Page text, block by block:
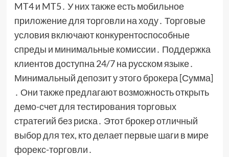
MT4 и MT5․ У них также есть мобильное
приложение для торговли на ходу․ Торговые
условия включают конкурентоспособные
спреды и минимальные комиссии․ Поддержка
клиентов доступна 24/7 на русском языке․
Минимальный депозит у этого брокера [Сумма]
․ Они также предлагают возможность открыть
демо-счет для тестирования торговых
стратегий без риска․ Этот брокер отличный
выбор для тех, кто делает первые шаги в мире
форекс-торговли․